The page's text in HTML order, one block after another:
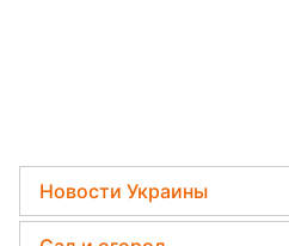
Новости Украины
Телеграм новости Украины